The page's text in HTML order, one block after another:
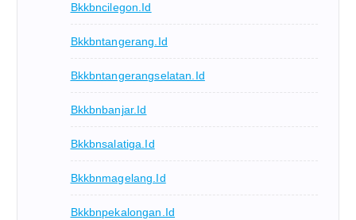
Bkkbncilegon.id
Bkkbntangerang.id
Bkkbntangerangselatan.id
Bkkbnbanjar.id
Bkkbnsalatiga.id
Bkkbnmagelang.id
Bkkbnpekalongan.id